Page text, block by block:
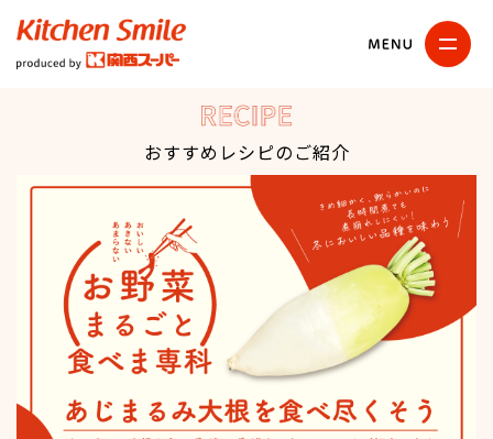
キッチンスマイル
おすすめレシピのご紹介